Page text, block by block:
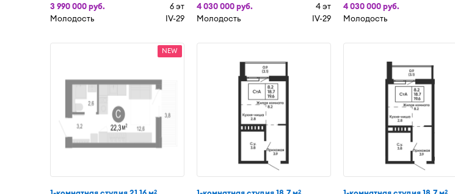
3 990 000 руб.
6 эт
Молодость
IV-29
4 030 000 руб.
4 эт
Молодость
IV-29
4 030 000 руб.
Молодость
NEW
2 2 2